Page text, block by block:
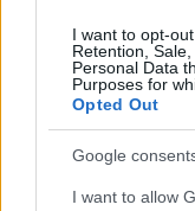
I want to opt-
Retention,
Personal Data
Purposes for
Opted Out
Google
I want to allow
Alpha Bank: Για